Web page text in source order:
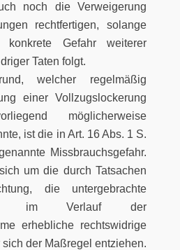
noch die Verweigerung
rechtfertigen, solange
Gefahr weiterer
Taten folgt.
welcher regelmäßig
einer Vollzugslockerung
möglicherweise
ist die in Art. 16 Abs. 1 S.
Missbrauchsgefahr.
um die durch Tatsachen
die untergebrachte
im Verlauf der
erhebliche rechtswidrige
der Maßregel entziehen.